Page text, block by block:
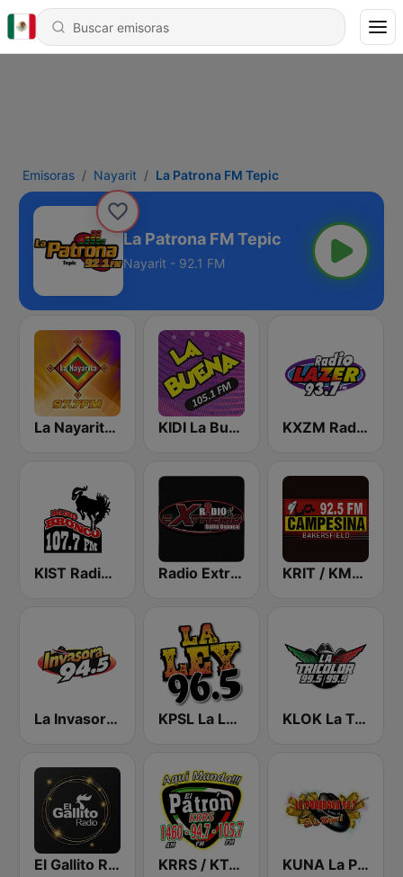
Emisoras Nayarit La Patrona FM Tepic
La Patrona FM Tepic
Nayarit - 92.1 FM
La Nayarita Tepic KIDI La Buena 105.1 FM KXZM Radio Lazer 93.7 FM
KIST Radio Bronco 107.7 FM Radio Extremo Guila Oaxaca KRIT / KMYX La Campesina 93.9 and 92.5 FM
La Invasora 94.5 FM KPSL La Ley 96.5 FM KLOK La Tricolor 99.5 FM
El Gallito Radio KRRS / KTOB El Patrón KUNA La Poderosa 96.7 FM